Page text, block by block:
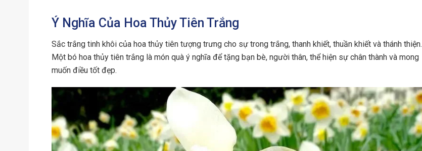
Ý Nghĩa Của Hoa Thủy Tiên Trắng
Sắc trắng tinh khôi của hoa thủy tiên tượng trưng cho sự trong trắng, thanh khiết, thuần khiết và thánh thiện.
Một bó hoa thủy tiên trắng là món quà ý nghĩa để tặng bạn bè, người thân, thể hiện sự chân thành và mong
muốn điều tốt đẹp.